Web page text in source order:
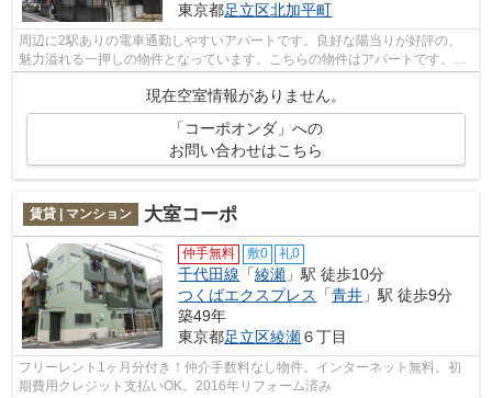
東京都足立区北加平町
周辺に2駅ありの電車通勤しやすいアパートです。良好な陽当りが好評の、
魅力溢れる一押しの物件となっています。こちらの物件はアパートです。
現在空室情報がありません。
「コーポオンダ」への
お問い合わせはこちら
賃貸 | マンション 大室コーポ
仲手無料 敷0 礼0
千代田線 「綾瀬 」駅 徒歩10分
つくばエクスプレス
「青井 」駅 徒歩9分
築49年
東京都足立区綾瀬６丁目
フリーレント1ヶ月分付き！仲介手数料なし物件。インターネット無料。初
期費用クレジット支払いOK。2016年リフォーム済み